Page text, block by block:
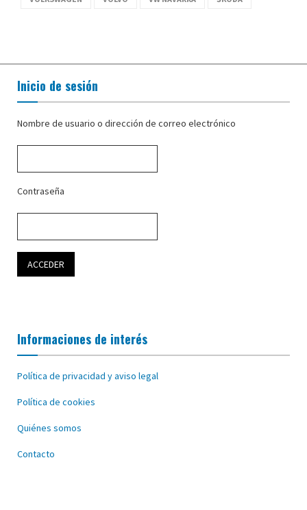
Inicio de sesión
Nombre de usuario o dirección de correo electrónico
Contraseña
Informaciones de interés
Política de privacidad y aviso legal
Política de cookies
Quiénes somos
Contacto